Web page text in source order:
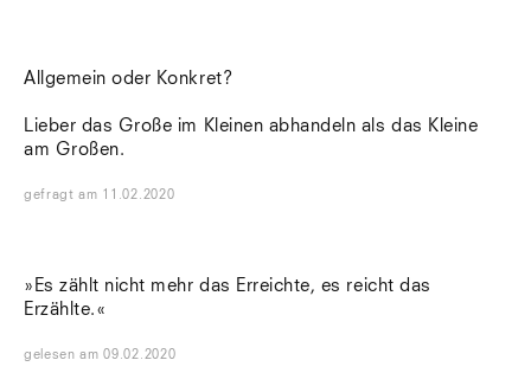
Allgemein oder Konkret?
Lieber das Große im Kleinen abhandeln als das Kleine
am Großen.
gefragt am 11.02.2020
»Es zählt nicht mehr das Erreichte, es reicht das
Erzählte.«
gelesen am09.02.2020